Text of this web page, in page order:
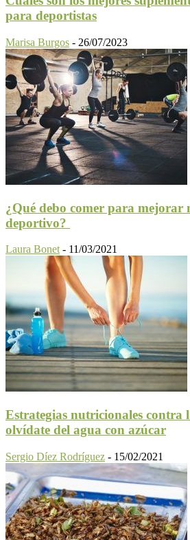
para deportistas
Marisa Burgos - 26/07/2023
¿Qué debo comer para mejorar
deportivo?
Laura Bonet - 11/03/2021
Estrategias nutricionales contra
olvídate del agua con azúcar
Sergio Díez Rodríguez - 15/02/2021